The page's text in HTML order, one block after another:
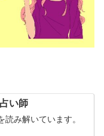
い師
み解いています。